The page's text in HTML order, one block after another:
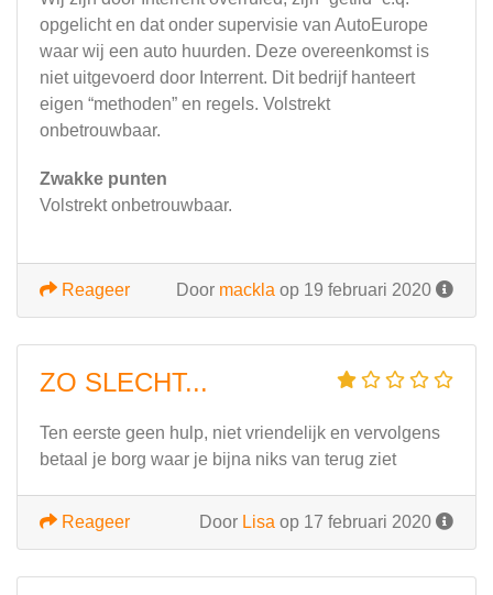
opgelicht en dat onder supervisie van AutoEurope
waar wij een auto huurden. Deze overeenkomst is
niet uitgevoerd door Interrent. Dit bedrijf hanteert
eigen “methoden” en regels. Volstrekt
onbetrouwbaar.
Zwakke punten
Volstrekt onbetrouwbaar.
Door mackla op 19 februari 2020
Reageer
ZO SLECHT...
Ten eerste geen hulp, niet vriendelijk en vervolgens
betaal je borg waar je bijna niks van terug ziet
Door Lisa op 17 februari 2020
Reageer